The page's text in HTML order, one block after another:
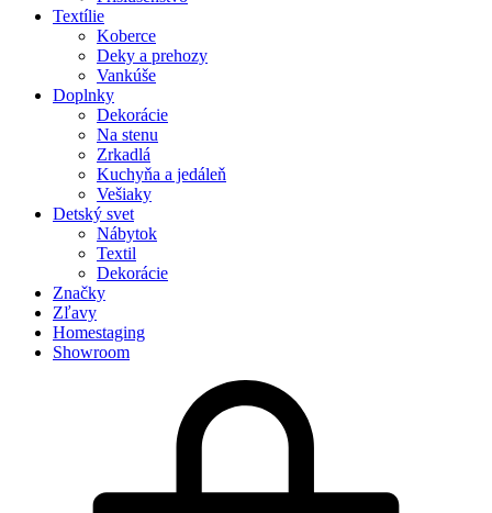
Textílie
Koberce
Deky a prehozy
Vankúše
Doplnky
Dekorácie
Na stenu
Zrkadlá
Kuchyňa a jedáleň
Vešiaky
Detský svet
Nábytok
Textil
Dekorácie
Značky
Zľavy
Homestaging
Showroom